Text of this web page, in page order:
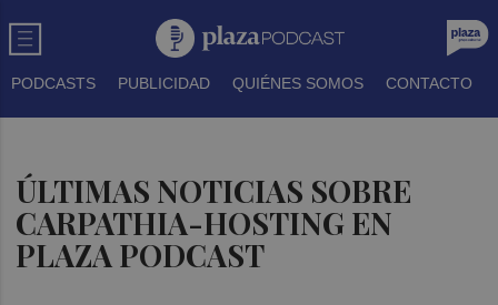
PODCASTS PUBLICIDAD QUIÉNES SOMOS CONTACTO
ÚLTIMAS NOTICIAS SOBRE
CARPATHIA-HOSTING EN
PLAZA PODCAST